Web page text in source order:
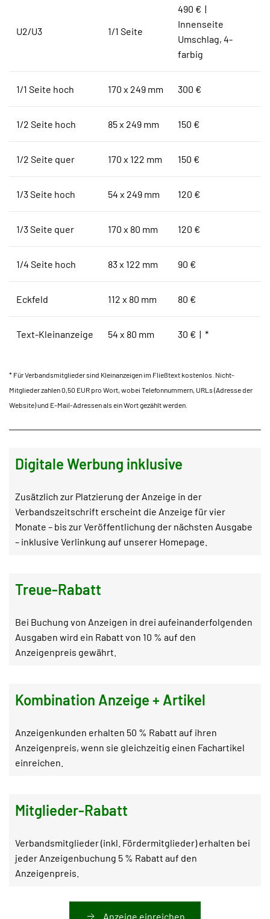
U2/U3 1/1 Seite
490 € |
Innenseite
Umschlag, 4-
farbig
1/1 Seite hoch 170 x 249 mm 300 €
1/2 Seite hoch 85 x 249 mm 150 €
1/2 Seite quer 170 x 122 mm 150 €
1/3 Seite hoch 54 x 249 mm 120 €
1/3 Seite quer 170 x 80 mm 120 €
1/4 Seite hoch 83 x 122 mm 90 €
Eckfeld 112 x 80 mm 80 €
Text-Kleinanzeige 54 x 80 mm 30 € | *
* Für Verbandsmitglieder sind Kleinanzeigen im Fließtext kostenlos. Nicht-
Mitglieder zahlen 0,50 EUR pro Wort, wobei Telefonnummern, URLs (Adresse der
Website) und E-Mail-Adressen als ein Wort gezählt werden.
Digitale Werbung inklusive
Zusätzlich zur Platzierung der Anzeige in der
Verbandszeitschrift erscheint die Anzeige für vier
Monate – bis zur Veröffentlichung der nächsten Ausgabe
– inklusive Verlinkung auf unserer Homepage.
Treue-Rabatt
Bei Buchung von Anzeigen in drei aufeinanderfolgenden
Ausgaben wird ein Rabatt von 10 % auf den
Anzeigenpreis gewährt.
Kombination Anzeige + Artikel
Anzeigenkunden erhalten 50 % Rabatt auf ihren
Anzeigenpreis, wenn sie gleichzeitig einen Fachartikel
einreichen.
Mitglieder-Rabatt
Verbandsmitglieder (inkl. Fördermitglieder) erhalten bei
jeder Anzeigenbuchung 5 % Rabatt auf den
Anzeigenpreis.
Anzeige einreichen